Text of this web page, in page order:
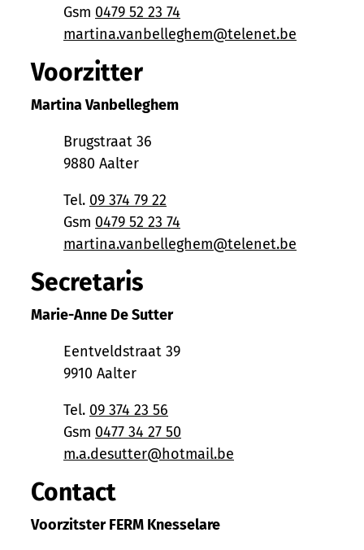
0479 52 23 74
E-mailmartina.vanbelleghem@telenet.be
Voorzitter
Martina Vanbelleghem
AdresBrugstraat 36
,9880 Aalter
09 374 79 22
0479 52 23 74
E-mailmartina.vanbelleghem@telenet.be
Secretaris
Marie-Anne De Sutter
AdresEentveldstraat 39
,9910 Aalter
09 374 23 56
0477 34 27 50
E-mailm.a.desutter@hotmail.be
Contact
Voorzitster FERM Knesselare